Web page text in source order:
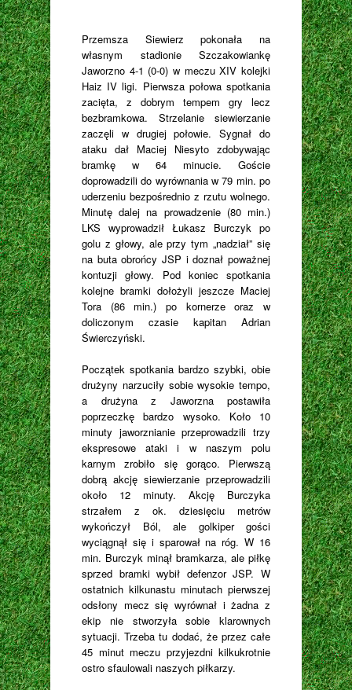
Przemsza Siewierz pokonała na
własnym stadionie Szczakowiankę
Jaworzno 4-1 (0-0) w meczu XIV kolejki
Haiz IV ligi. Pierwsza połowa spotkania
zacięta, z dobrym tempem gry lecz
bezbramkowa. Strzelanie siewierzanie
zaczęli w drugiej połowie. Sygnał do
ataku dał Maciej Niesyto zdobywając
bramkę w 64 minucie. Goście
doprowadzili do wyrównania w 79 min. po
uderzeniu bezpośrednio z rzutu wolnego.
Minutę dalej na prowadzenie (80 min.)
LKS wyprowadził Łukasz Burczyk po
golu z głowy, ale przy tym „nadział” się
na buta obrońcy JSP i doznał poważnej
kontuzji głowy. Pod koniec spotkania
kolejne bramki dołożyli jeszcze Maciej
Tora (86 min.) po kornerze oraz w
doliczonym czasie kapitan Adrian
Świerczyński.
Początek spotkania bardzo szybki, obie
drużyny narzuciły sobie wysokie tempo,
a drużyna z Jaworzna postawiła
poprzeczkę bardzo wysoko. Koło 10
minuty jaworznianie przeprowadzili trzy
ekspresowe ataki i w naszym polu
karnym zrobiło się gorąco. Pierwszą
dobrą akcję siewierzanie przeprowadzili
około 12 minuty. Akcję Burczyka
strzałem z ok. dziesięciu metrów
wykończył Ból, ale golkiper gości
wyciągnął się i sparował na róg. W 16
min. Burczyk minął bramkarza, ale piłkę
sprzed bramki wybił defenzor JSP. W
ostatnich kilkunastu minutach pierwszej
odsłony mecz się wyrównał i żadna z
ekip nie stworzyła sobie klarownych
sytuacji. Trzeba tu dodać, że przez całe
45 minut meczu przyjezdni kilkukrotnie
ostro sfaulowali naszych piłkarzy.